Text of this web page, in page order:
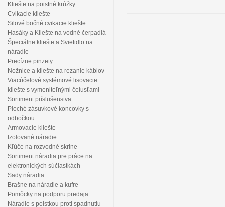
Kliešte na poistné krúžky
Cvikacie kliešte
Silové bočné cvikacie kliešte
Hasáky a Kliešte na vodné čerpadlá
Špeciálne kliešte a Svietidlo na
náradie
Precízne pinzety
Nožnice a kliešte na rezanie káblov
Viacúčelové systémové lisovacie
kliešte s vymeniteľnými čelusťami
Sortiment príslušenstva
Ploché zásuvkové koncovky s
odbočkou
Armovacie kliešte
Izolované náradie
Kľúče na rozvodné skrine
Sortiment náradia pre práce na
elektronických súčiastkách
Sady náradia
Brašne na náradie a kufre
Pomôcky na podporu predaja
Náradie s poistkou proti spadnutiu